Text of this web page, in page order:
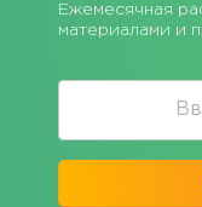
Ежемесячная
материалами и